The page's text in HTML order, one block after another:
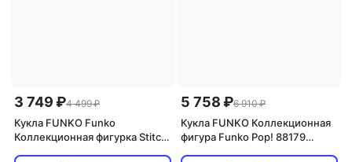
3 749 ₽4 499 ₽
Кукла FUNKO Funko
Коллекционная фигурка Stitch
5 758 ₽6 910 ₽
Кукла FUNKO Коллекционная
фигура Funko Pop! 88179